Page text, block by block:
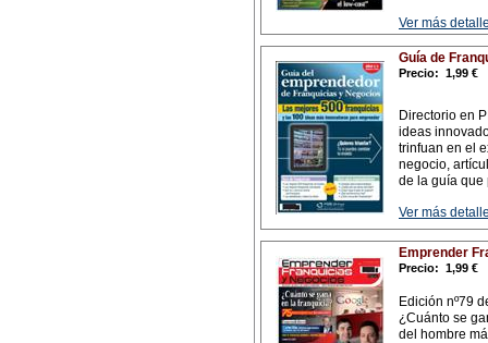
Ver más
Guía de
Precio: 1,99 €
Directorio en
ideas
trinfuan en el
negocio,
de la guía que
Ver más
Emprender
Precio: 1,99 €
Edición nº79
¿Cuánto se
del hombre